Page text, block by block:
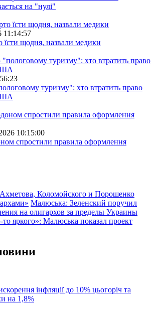
на "нулі"
11:14:57
їсти щодня, назвали медики
туризму": хто втратить право
10:15:00
спростили правила оформлення
Коломойского и Порошенко
Малюська: Зеленский поручил
на олигархов за пределы Украины
яркого»: Малюська показал проект
інфляції до 10% цьогоріч та
на 1,8%